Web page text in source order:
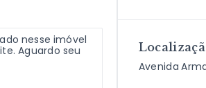
Avenida